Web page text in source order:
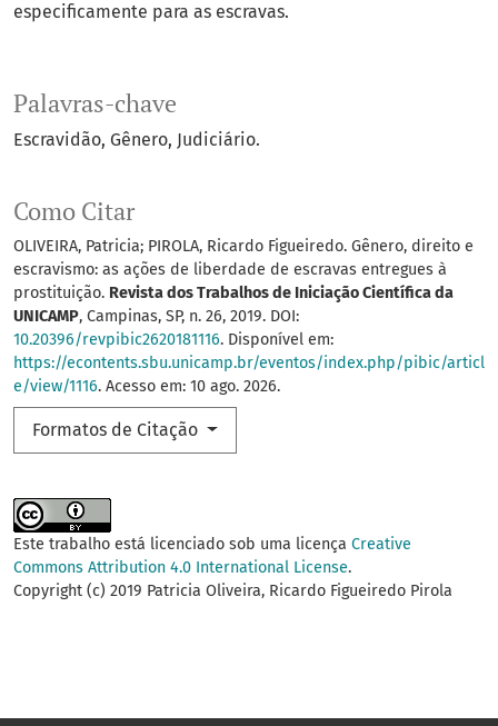
Palavras-chave
Escravidão Gênero Judiciário.
Como Citar
OLIVEIRA, Patricia; PIROLA, Ricardo Figueiredo. Gênero, direito e
escravismo: as ações de liberdade de escravas entregues à
prostituição. Revista dos Trabalhos de Iniciação Científica da
UNICAMP, Campinas, SP, n. 26, 2019. DOI:
10.20396/revpibic2620181116. Disponível em:
https://econtents.sbu.unicamp.br/eventos/index.php/pibic/articl
e/view/1116. Acesso em: 10 ago. 2026.
Formatos de Citação
especificamente para as escravas.
Este trabalho está licenciado sob uma licença Creative
Commons Attribution 4.0 International License.
Copyright (c) 2019 Patricia Oliveira, Ricardo Figueiredo Pirola